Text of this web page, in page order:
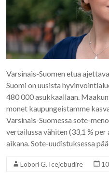
Varsinais-Suomen etua
Suomi on uusista
480 000 asukkaallaan.
monet kaupungeistamme
Varsinais-Suomessa sote-
vertailussa vähiten (33,1 %
aikana. Sote-uudistuksessa
Lobori G. Icejebudire